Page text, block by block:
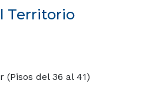
Territorio
del 36 al 41)